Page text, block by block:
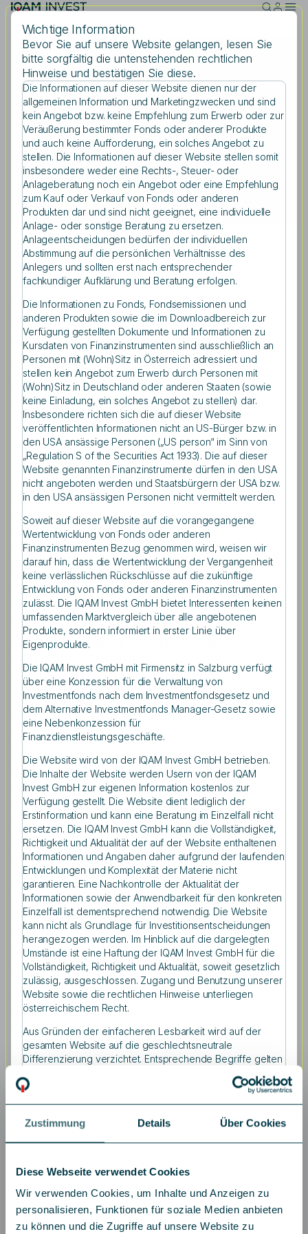
Zustimmung Details Über Cookies
Diese Webseite verwendet Cookies
Wir verwenden Cookies, um Inhalte und Anzeigen zu
personalisieren, Funktionen für soziale Medien anbieten
zu können und die Zugriffe auf unsere Website zu
Skip to main content
Suche
Suchbegriff eingeben
Donnerstag, 09.03.2023
IQAM SRI SparTrust M
erreicht 100 %
Nachhaltigkeitspunkte
Teilen
Unser Anleihenfonds IQAM SRI SparTrust M
hat 100 Prozent der möglichen
Nachhaltigkeitspunkte im Rahmen einer
Analyse des Konsumentenschutzes der
Arbeiterkammer Oberösterreich (AK OÖ)
erreicht.
In Zusammenarbeit mit den Expertinnen und Experten für
Nachhaltigkeit von ESG Plus, einem österreichischen
Fonds- und Finanzdaten-Analysten, hat der
Konsumentenschutz der AK OÖ einen Kriterienkatalog
entwickelt und österreichische Fonds geprüft. Dabei
wurden 23 Nachhaltigkeitskriterien mit 122 thematischen
Unterkriterien festgelegt, auf Basis derer 180 nachhaltige
Aktien-, Anleihen- und Mischfonds am österreichischen
Markt bewertet wurden. Zu den Top-Ten zählen acht
Anleihenfonds und zwei Aktienfonds.
IQAM SRI SparTrust M steht für höchstmögliche
Seit über 30 Jahren gehört der IQAM SRI SparTrust M zu
den Top-Fonds von IQAM Invest. Der IQAM SRI
SparTrust M gilt als sehr krisensicheres Investment
(Durchschnittsrating AA+) und eignet sich aufgrund
seiner erstklassigen Bonität der zugrunde liegenden
Anleihen auch für die Veranlagung von Mündelgeldern
sowie zur Wertpapierdeckung von Abfertigungs- und
Pensionsrückstellungen. Seit Fondsbeginn bietet der
IQAM SRI SparTrust M mit seiner Mündelsicherheit ein
stabiles Ertrags-/Risikoverhältnis. Um dieses Ziel zu
erreichen, investiert der Fonds in auf Euro lautende
Anleihen und Geldmarktinstrumente (= Schuldtitel)
österreichischer Emittenten in Kombination mit einer
intelligenten Zinsstrategie.
Die dauerhafte Einhaltung eines sehr hohen
Nachhaltigkeitsstandards wird durch die Erfüllung der
Nachhaltigkeitskriterien des Österreichischen
Umweltzeichens sichergestellt. Ziel des Fonds ist es,
unter Einhaltung der Nachhaltigkeitskriterien langfristig
kontinuierliche Erträge bei gleichzeitiger Wahrung
höchstmöglicher Sicherheit zu erzielen.
Wichtige Informationen zur Marketingmitteilung
Gemäß den von der Finanzmarktaufsicht genehmigten
Fondsbestimmungen dürfen Wertpapiere oder
Geldmarktinstrumente, die von der Republik Österreich begeben
oder garantiert werden, zu mehr als 35 vH des Fondsvermögens
verschiedenen Emissionen erfolgt, wobei die Veranlagung in ein-
Dieses Dokument stellt kein Angebot und
keine Empfehlung zum Kauf oder Verkauf von Finanzprodukten
dar und enthält auch keine Aufforderung, ein solches Angebot
Erstellungszeitpunkt aktuell verfügbaren Daten. Der Fonds wird
nach dem österreichischen Investmentfondsgesetz verwaltet und
in Österreich vertrieben. Der Prospekt sowie allfällige
Änderungen wurden gem. § 136 InvFG 2011 veröffentlicht. Die
geltende Fassung des Prospekts sowie der
Wichtige Information
Bevor Sie auf unsere Website gelangen, lesen Sie
bitte sorgfältig die untenstehenden rechtlichen
Hinweise und bestätigen Sie diese.
Die Informationen auf dieser Website dienen nur der
allgemeinen Information und Marketingzwecken und sind
kein Angebot bzw. keine Empfehlung zum Erwerb oder zur
Veräußerung bestimmter Fonds oder anderer Produkte
und auch keine Aufforderung, ein solches Angebot zu
stellen. Die Informationen auf dieser Website stellen somit
insbesondere weder eine Rechts-, Steuer- oder
Anlageberatung noch ein Angebot oder eine Empfehlung
zum Kauf oder Verkauf von Fonds oder anderen
Produkten dar und sind nicht geeignet, eine individuelle
Anlage- oder sonstige Beratung zu ersetzen.
Anlageentscheidungen bedürfen der individuellen
Abstimmung auf die persönlichen Verhältnisse des
Anlegers und sollten erst nach entsprechender
fachkundiger Aufklärung und Beratung erfolgen.
Die Informationen zu Fonds, Fondsemissionen und
anderen Produkten sowie die im Downloadbereich zur
Verfügung gestellten Dokumente und Informationen zu
Kursdaten von Finanzinstrumenten sind ausschließlich an
Personen mit (Wohn)Sitz in Österreich adressiert und
stellen kein Angebot zum Erwerb durch Personen mit
(Wohn)Sitz in Deutschland oder anderen Staaten (sowie
keine Einladung, ein solches Angebot zu stellen) dar.
Insbesondere richten sich die auf dieser Website
veröffentlichten Informationen nicht an US-Bürger bzw. in
den USA ansässige Personen („US person“ im Sinn von
„Regulation S of the Securities Act 1933). Die auf dieser
Website genannten Finanzinstrumente dürfen in den USA
nicht angeboten werden und Staatsbürgern der USA bzw.
in den USA ansässigen Personen nicht vermittelt werden.
Soweit auf dieser Website auf die vorangegangene
Wertentwicklung von Fonds oder anderen
Finanzinstrumenten Bezug genommen wird, weisen wir
darauf hin, dass die Wertentwicklung der Vergangenheit
keine verlässlichen Rückschlüsse auf die zukünftige
Entwicklung von Fonds oder anderen Finanzinstrumenten
zulässt. Die IQAM Invest GmbH bietet Interessenten keinen
umfassenden Marktvergleich über alle angebotenen
Produkte, sondern informiert in erster Linie über
Eigenprodukte.
Die IQAM Invest GmbH mit Firmensitz in Salzburg verfügt
über eine Konzession für die Verwaltung von
Investmentfonds nach dem Investmentfondsgesetz und
dem Alternative Investmentfonds Manager-Gesetz sowie
eine Nebenkonzession für
Finanzdienstleistungsgeschäfte.
Die Website wird von der IQAM Invest GmbH betrieben.
Die Inhalte der Website werden Usern von der IQAM
Invest GmbH zur eigenen Information kostenlos zur
Verfügung gestellt. Die Website dient lediglich der
Erstinformation und kann eine Beratung im Einzelfall nicht
ersetzen. Die IQAM Invest GmbH kann die Vollständigkeit,
Richtigkeit und Aktualität der auf der Website enthaltenen
Informationen und Angaben daher aufgrund der laufenden
Entwicklungen und Komplexität der Materie nicht
garantieren. Eine Nachkontrolle der Aktualität der
Informationen sowie der Anwendbarkeit für den konkreten
Einzelfall ist dementsprechend notwendig. Die Website
kann nicht als Grundlage für Investitionsentscheidungen
herangezogen werden. Im Hinblick auf die dargelegten
Umstände ist eine Haftung der IQAM Invest GmbH für die
Vollständigkeit, Richtigkeit und Aktualität, soweit gesetzlich
zulässig, ausgeschlossen. Zugang und Benutzung unserer
Website sowie die rechtlichen Hinweise unterliegen
österreichischem Recht.
Aus Gründen der einfacheren Lesbarkeit wird auf der
gesamten Website auf die geschlechtsneutrale
Differenzierung verzichtet. Entsprechende Begriffe gelten
Geschlechter.
Datenschutz.